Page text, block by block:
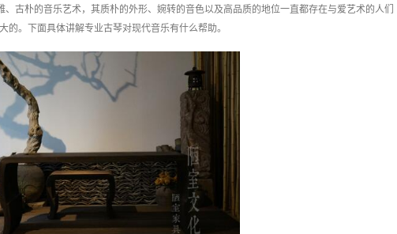
古朴的音乐艺术，其质朴的外形、婉转的音色以及高品质的地位一直都存在与爱艺术的人们
。下面具体讲解专业古琴对现代音乐有什么帮助。